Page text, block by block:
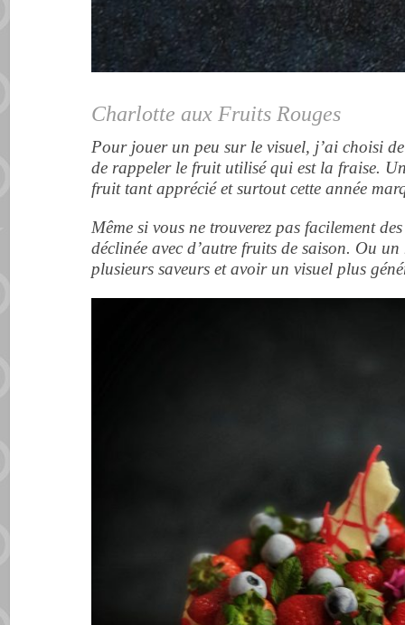
Charlotte aux Fruits Rouges
Pour jouer un peu sur le visuel, j’ai choisi
de rappeler le fruit utilisé qui est la fraise.
fruit tant apprécié et surtout cette année
Même si vous ne trouverez pas facilement
déclinée avec d’autre fruits de saison. Ou
plusieurs saveurs et avoir un visuel plus